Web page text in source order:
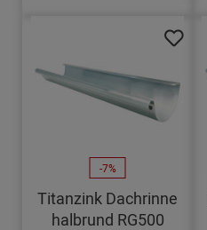
-7%
Titanzink Dachrinne
halbrund RG500